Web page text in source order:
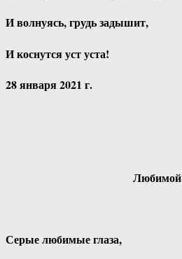
И волнуясь, грудь задышит,
И коснутся уст уста!
28 января 2021 г.
Любимой
Серые любимые глаза,